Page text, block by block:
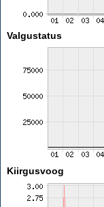
Valgustatus
Kiirgusvoog